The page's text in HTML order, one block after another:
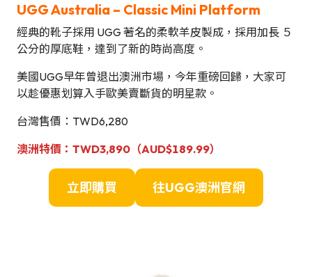
UGG Australia – Classic Mini Platform
經典的靴子採用 UGG 著名的柔軟羊皮製成，採用加長 ５
公分的厚底鞋，達到了新的時尚高度。
美國UGG早年曾退出澳洲市場，今年重磅回歸，大家可
以趁優惠划算入手歐美賣斷貨的明星款。
台灣售價：TWD6,280
澳洲特價： TWD3,890（AUD$189.99）
立即購買 往UGG澳洲官網